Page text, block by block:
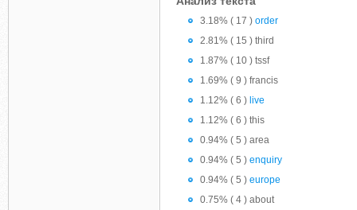
3.18% ( 17 ) order
2.81% ( 15 ) third
1.87% ( 10 ) tssf
1.69% ( 9 ) francis
1.12% ( 6 ) live
1.12% ( 6 ) this
0.94% ( 5 ) area
0.94% ( 5 ) enquiry
0.94% ( 5 ) europe
0.75% ( 4 ) about